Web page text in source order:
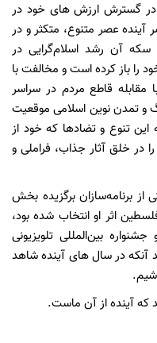
در گسترش ارزش های خود در
عصر متنوع، متکثر و در
آن رشد اسلام‌گرایی در
را باز کرده است و مخالفت با
مقابله قاطع مردم در سراسر
و تمدن نوین اسلامی موقعیت
تنوع و تضادها که خود از
در خلق آثار جذاب، فراملی و
برنامه‌سازان برگزیده بخش
اثر او انتخاب شده بود،
بین‌المللی تلویزیونی
در سال های آینده شاهد
که آینده از آن ماست.